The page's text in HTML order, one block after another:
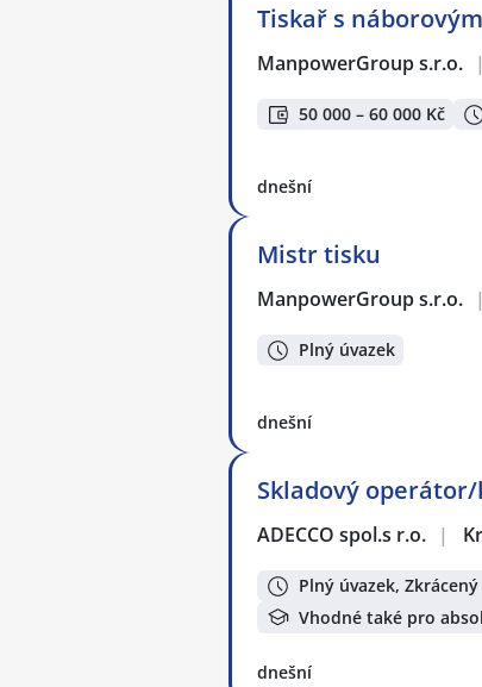
Tiskař s
ManpowerGroup s.r.o. |
50 000 – 60 000 Kč
dnešní
Mistr tisku
ManpowerGroup s.r.o. |
Plný úvazek
dnešní
Skladový operátor/
ADECCO spol.s r.o. |
Plný úvazek,
Vhodné také pro
dnešní